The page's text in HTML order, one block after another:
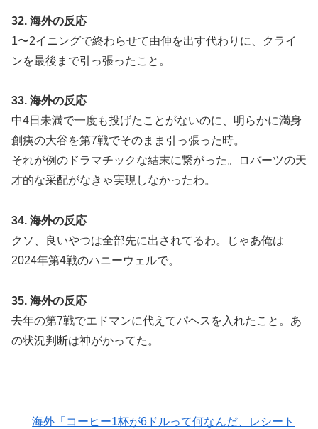
32. 海外の反応
1〜2イニングで終わらせて由伸を出す代わりに、クライ
ンを最後まで引っ張ったこと。
33. 海外の反応
中4日未満で一度も投げたことがないのに、明らかに満身
創痍の大谷を第7戦でそのまま引っ張った時。
それが例のドラマチックな結末に繋がった。ロバーツの天
才的な采配がなきゃ実現しなかったわ。
34. 海外の反応
クソ、良いやつは全部先に出されてるわ。じゃあ俺は
2024年第4戦のハニーウェルで。
35. 海外の反応
去年の第7戦でエドマンに代えてパヘスを入れたこと。あ
の状況判断は神がかってた。
海外「コーヒー1杯が6ドルって何なんだ、レシート